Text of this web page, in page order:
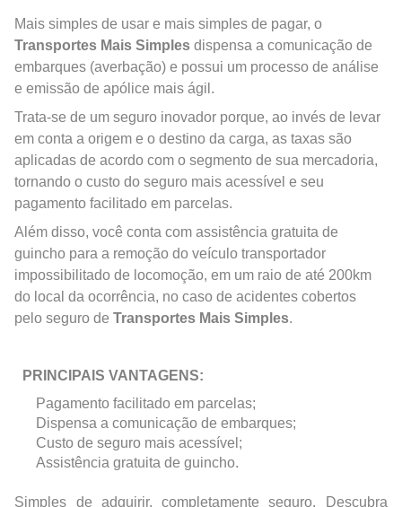
Mais simples de usar e mais simples de pagar, o
Transportes Mais Simplesdispensa a comunicação de
embarques (averbação) e possui um processo de análise
e emissão de apólice mais ágil.
Trata-se de um seguro inovador porque, ao invés de levar
em conta a origem e o destino da carga, as taxas são
aplicadas de acordo com o segmento de sua mercadoria,
tornando o custo do seguro mais acessível e seu
pagamento facilitado em parcelas.
Além disso, você conta com assistência gratuita de
guincho para a remoção do veículo transportador
impossibilitado de locomoção, em um raio de até 200km
do local da ocorrência, no caso de acidentes cobertos
pelo seguro de Transportes Mais Simples.
PRINCIPAIS VANTAGENS:
Pagamento facilitado em parcelas;
Dispensa a comunicação de embarques;
Custo de seguro mais acessível;
Assistência gratuita de guincho.
Simples de adquirir, completamente seguro. Descubra